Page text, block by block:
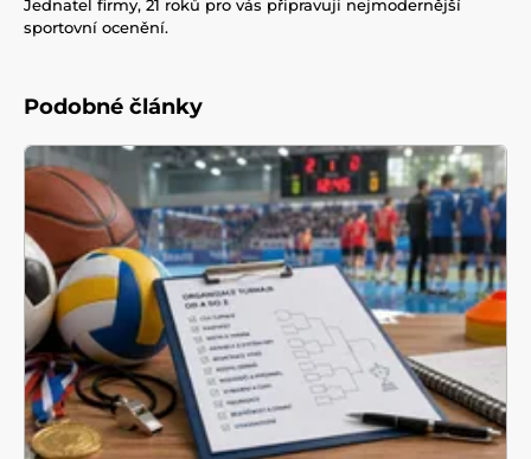
Jednatel firmy, 21 roků pro vás připravuji nejmodernější
sportovní ocenění.
Podobné články